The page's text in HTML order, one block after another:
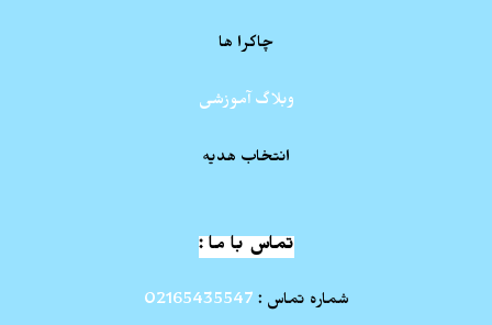
چاکرا ها
وبلاگ آموزشی
انتخاب هدیه
تماس با ما :
شماره تماس : 02165435547